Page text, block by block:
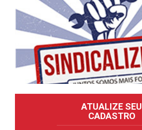
ATUALIZE SEU
CADASTRO